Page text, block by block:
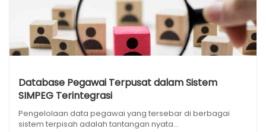
Database Pegawai Terpusat dalam Sistem
SIMPEG Terintegrasi
Pengelolaan data pegawai yang tersebar di berbagai
sistem terpisah adalah tantangan nyata...